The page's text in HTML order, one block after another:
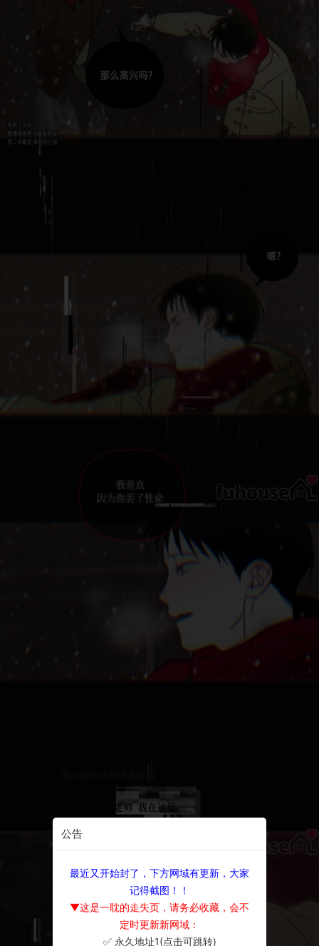
公告
最近又开始封了，下方网域有更新，大家
记得截图！！
▼这是一耽的走失页，请务必收藏，会不
定时更新新网域：
✅ 永久地址1(点击可跳转)